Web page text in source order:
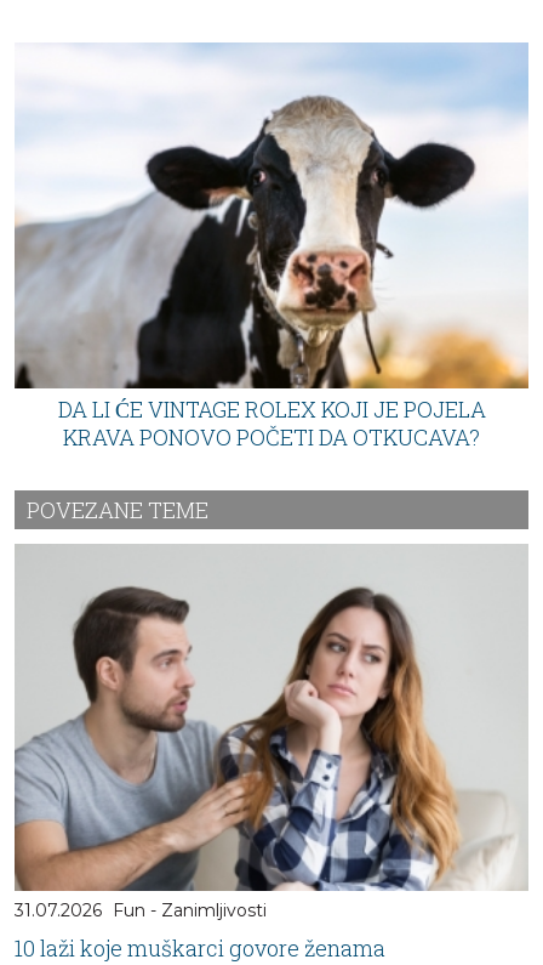
DA LI ĆE VINTAGE ROLEX KOJI JE POJELA
KRAVA PONOVO POČETI DA OTKUCAVA?
POVEZANE TEME
31.07.2026 Fun - Zanimljivosti
10 laži koje muškarci govore ženama